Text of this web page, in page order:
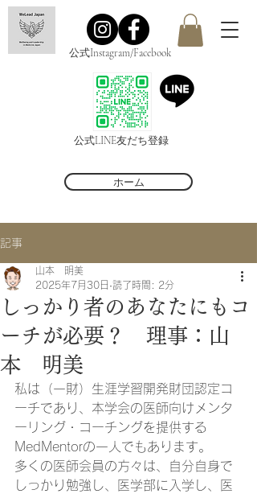
公式Instagram/Facebook
公式LINE友だち登録
ホーム
記事
しっかり者のあなたにもコ
ーチが必要？ 理事：山
本 明美
山本 明美
2025年7月30日 読了時間: 2分
私は（一財）生涯学習開発財団認定コ
ーチであり、本学会の医師向けメンタ
ーリング・コーチングを提供する
MedMentorの一人でもあります。
多くの医師会員の方々は、自分自身で
しっかり勉強し、医学部に入学し、医